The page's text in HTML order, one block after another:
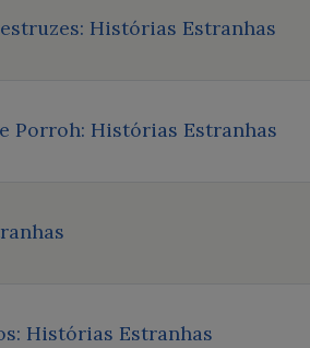
Histórias Estranhas
Porroh: Histórias Estranhas
Histórias Estranhas